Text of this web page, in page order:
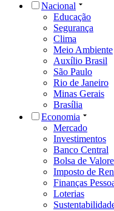
Nacional
Educação
Segurança
Clima
Meio Ambiente
Auxílio Brasil
São Paulo
Rio de Janeiro
Minas Gerais
Brasília
Economia
Mercado
Investimentos
Banco Central
Bolsa de
Imposto de
Finanças
Loterias